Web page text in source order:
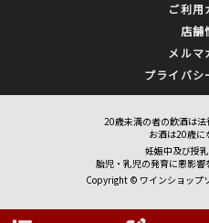
ご利用
店舗
メルマ
プライバシ
20歳未満の者の飲酒は法
お酒は20歳に
妊娠中及び授乳
胎児・乳児の発育に悪影響
Copyright © ワインショップ